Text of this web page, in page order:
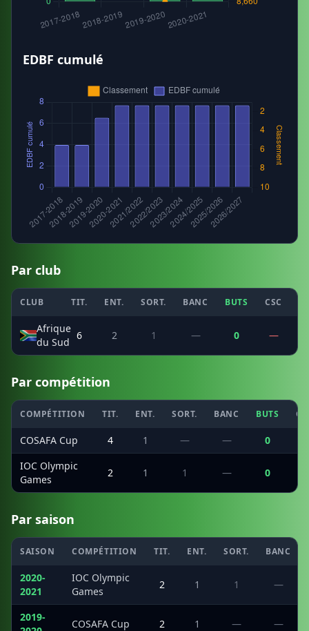
EDBF cumulé
Par club
CLUB TIT. ENT. SORT. BANC BUTS CSC
Afrique
du Sud
6 2 1 — 0 —
Par compétition
COMPÉTITION TIT. ENT. SORT. BANC BUTS
COSAFA Cup 4 1 — — 0
IOC Olympic
Games
2 1 1 — 0
Par saison
SAISON COMPÉTITION TIT. ENT. SORT. BANC
2020-
2021
IOC Olympic
Games
2 1 1 —
2019-
COSAFA Cup 2 1 — —